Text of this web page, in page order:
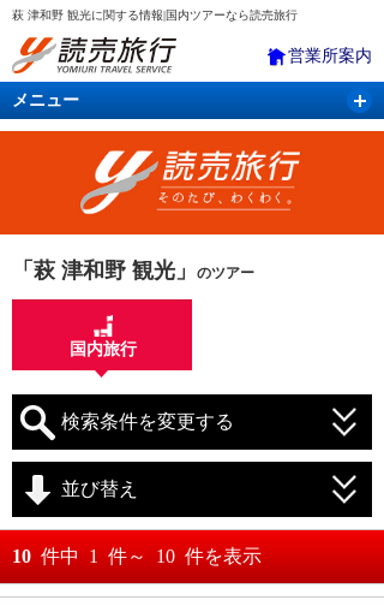
萩 津和野 観光に関する情報|国内ツアーなら読売旅行
営業所案内
メニュー
国内旅行 バスツアー 海外旅行
「萩 津和野 観光」 のツアー
国内旅行
検索条件を変更する
並び替え
おすすめ順
料金が安い順
10 件中 1 件～ 10 件を表示